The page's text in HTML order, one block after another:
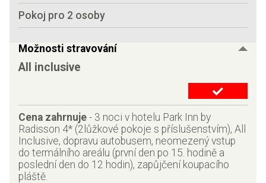
Pokoj pro 2 osoby
Možnosti stravování
All inclusive
Cena zahrnuje - 3 noci v hotelu Park Inn by
Radisson 4* (2lůžkové pokoje s příslušenstvím), All
Inclusive, dopravu autobusem, neomezený vstup
do termálního areálu (první den po 15. hodině a
poslední den do 12 hodin), zapůjčení koupacího
pláště.